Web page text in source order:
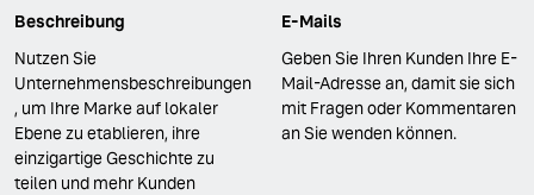
Beschreibung
Nutzen Sie
Unternehmensbeschreibungen
, um Ihre Marke auf lokaler
Ebene zu etablieren, ihre
einzigartige Geschichte zu
teilen und mehr Kunden
E-Mails
Geben Sie Ihren Kunden Ihre E-
Mail-Adresse an, damit sie sich
mit Fragen oder Kommentaren
an Sie wenden können.